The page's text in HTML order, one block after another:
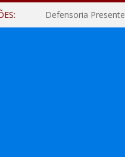
Defensoria Presente